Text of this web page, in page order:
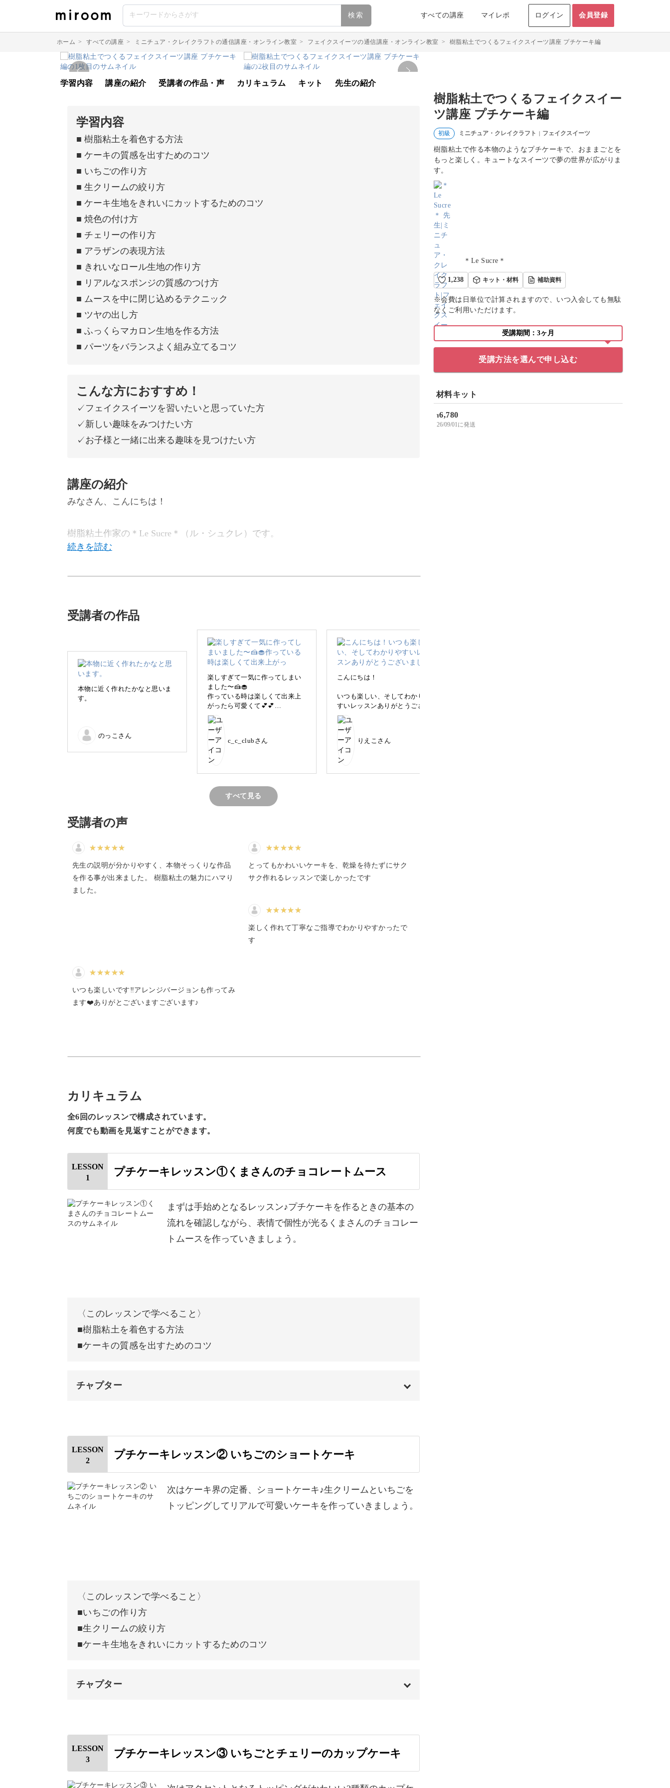
検索 すべての講座 マイレポ ログイン 会員登録
ホーム > すべての講座 > ミニチュア・クレイクラフトの通信講座・オンライン教室 > フェイクスイーツの通信講座・オンライン教室 > 樹脂粘土でつくるフェイクスイーツ講座 プチケーキ編
樹脂粘土でつくるフェイクスイー
ツ講座 プチケーキ編
初級 ミニチュア・クレイクラフト | フェイクスイーツ
樹脂粘土で作る本物のようなプチケーキで、おままごとを
もっと楽しく。キュートなスイーツで夢の世界が広がりま
す。
＊Le Sucre＊
1,238 キット・材料 補助資料
※会費は日単位で計算されますので、いつ入会しても無駄
なくご利用いただけます。
受講期間：3ヶ月
受講方法を選んで申し込む
材料キット
¥6,780
26/09/01に発送
学習内容 講座の紹介 受講者の作品・声 カリキュラム キット 先生の紹介
学習内容
■ 樹脂粘土を着色する方法
■ ケーキの質感を出すためのコツ
■ いちごの作り方
■ 生クリームの絞り方
■ ケーキ生地をきれいにカットするためのコツ
■ 焼色の付け方
■ チェリーの作り方
■ アラザンの表現方法
■ きれいなロール生地の作り方
■ リアルなスポンジの質感のつけ方
■ ムースを中に閉じ込めるテクニック
■ ツヤの出し方
■ ふっくらマカロン生地を作る方法
■ パーツをバランスよく組み立てるコツ
こんな方におすすめ！
✓フェイクスイーツを習いたいと思っていた方
✓新しい趣味をみつけたい方
✓お子様と一緒に出来る趣味を見つけたい方
講座の紹介
みなさん、こんにちは！
樹脂粘土作家の＊Le Sucre＊（ル・シュクレ）です。
樹脂粘土で表現された小さなスイーツの世界には、いくつになってもときめくものです
今回の講座では、８種類のプチケーキの作り方をレクチャーします。
樹脂粘土とは、名前の通り樹脂でできた粘土のこと。
乾燥すると固くなるため、思い思いの形のものをつくることができます。
そんな樹脂粘土の特性を活かして、とってもリアルなフェイクスイーツを楽しく作って
いきましょう。
初心者さんでも技法を完璧にマスター
今回作る全８種類のプチケーキはすべて初級レベルなので、初心者さんが挑戦するには
様々な技法を順番にレクチャーしますので、無理なくステップアップしていただけま
す。
だから、誰にでも簡単に作成できるのに、華やかで完成度も高い作品を作っていただけ
ます♪
乾燥時間が不要なレシピ！
けれど、この講座で作る作品はすべて乾燥不要！
１日で完成するレシピなので、気軽にフェイクスイーツ作りを楽しんでいただけますよ
ましょう♪
受講者の作品
本物に近く作れたかなと思いま
す。
のっこさん
楽しすぎて一気に作ってしまい
ました〜🍰🧁
作っている時は楽しくて出来上
がったら可愛くて💕💕
こんなに可愛いプチケーキ達を
分かり易く教えていただきあり
がとうございました😊
わたし先生のファンになってし
まい先生のレッスン全て受講さ
せていただくことにしました。
す。
c_c_clubさん
こんにちは！
いつも楽しい、そしてわかりや
すいレッスンありがとうござい
ました。そしてかなり亀のペー
スの完成で遅くなってます💦
ようやくプチケーキレッスン最
後のレッスン完成しました。
マカロンの作り方が目からウロ
コ、今まで型を使ったり色々し
ましたが、先生の作り方が
感謝しかないです💞
チョコのマカロンには、英字ス
また春のスイーツレッスンも少
しずつですが、また勉強させて
りえこさん
すべて見る
受講者の声
先生の説明が分かりやすく、本物そっくりな作品
を作る事が出来ました。 樹脂粘土の魅力にハマり
ました。
とってもかわいいケーキを、乾燥を待たずにサク
サク作れるレッスンで楽しかったです
楽しく作れて丁寧なご指導でわかりやすかったで
す
いつも楽しいです‼️アレンジバージョンも作ってみ
ます❤️ありがとございますございます♪
カリキュラム
全6回のレッスンで構成されています。
何度でも動画を見返すことができます。
LESSON
1
プチケーキレッスン①くまさんのチョコレートムース
まずは手始めとなるレッスン♪プチケーキを作るときの基本の
流れを確認しながら、表情で個性が光るくまさんのチョコレー
トムースを作っていきましょう。
〈このレッスンで学べること〉
■樹脂粘土を着色する方法
■ケーキの質感を出すためのコツ
チャプター
はじめに 00:20
使用材料・道具
土台部分を作る 07:00
ムースを作る 15:19
完成♪
LESSON
2
プチケーキレッスン② いちごのショートケーキ
次はケーキ界の定番、ショートケーキ♪生クリームといちごを
トッピングしてリアルで可愛いケーキを作っていきましょう。
〈このレッスンで学べること〉
■いちごの作り方
■生クリームの絞り方
■ケーキ生地をきれいにカットするためのコツ
チャプター
はじめに 00:20
使用材料・道具 01:39
クリアファイルを丸めて種用コルネを作る 08:03
LESSON
3
プチケーキレッスン③ いちごとチェリーのカップケーキ